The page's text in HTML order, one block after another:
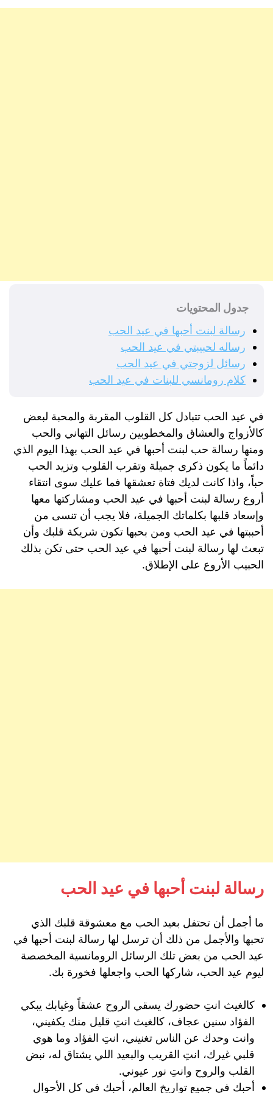
جدول المحتويات
رسالة لبنت أحبها في عيد الحب
رساله لحبيبتي في عيد الحب
رسائل لزوجتي في عيد الحب
كلام رومانسي للبنات في عيد الحب
في عيد الحب تتبادل كل القلوب المقربة والمحبة لبعض
كالأزواج والعشاق والمخطوبين رسائل التهاني والحب
ومنها رسالة حب لبنت أحبها في عيد الحب بهذا اليوم الذي
دائماً ما يكون ذكرى جميلة وتقرب القلوب وتزيد الحب
حباً، واذا كانت لديك فتاة تعشقها فما عليك سوى انتقاء
أروع رسالة لبنت أحبها في عيد الحب ومشاركتها معها
وإسعاد قلبها بكلماتك الجميلة، فلا يجب أن تنسى من
أحببتها في عيد الحب ومن بحبها تكون شريكة قلبك وأن
تبعث لها رسالة لبنت أحبها في عيد الحب حتى تكن بذلك
الحبيب الأروع على الإطلاق.
رسالة لبنت أحبها في عيد الحب
ما أجمل أن تحتفل بعيد الحب مع معشوقة قلبك الذي
تحبها والأجمل من ذلك أن ترسل لها رسالة لبنت أحبها في
عيد الحب من بعض تلك الرسائل الرومانسية المخصصة
ليوم عيد الحب، شاركها الحب واجعلها فخورة بك.
كالغيث انتِ حضورك يسقي الروح عشقاً وغيابك يبكي
الفؤاد سنين عجاف، كالغيث انتِ قليل منك يكفيني،
وانت وحدك عن الناس تغنيني، انتِ الفؤاد وما هوي
قلبي غيرك، انتِ القريب والبعيد اللي يشتاق له، نبض
القلب والروح وانتِ نور عيوني.
أحبك في جميع تواريخ العالم، أحبك في كل الأحوال